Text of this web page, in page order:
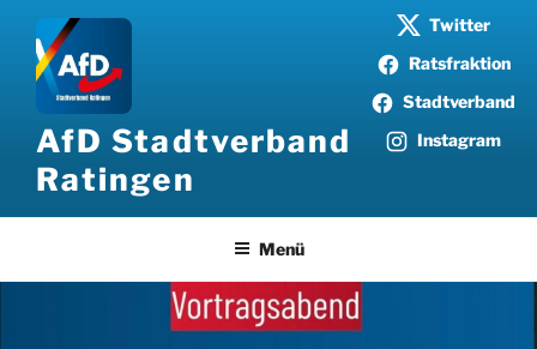
Twitter
Ratsfraktion
Stadtverband
Instagram
Inhalt
springen
AfD Stadtverband
Ratingen
Menü